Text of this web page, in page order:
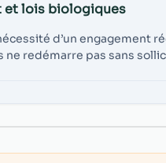
et lois biologiques
d’un engagement
ne redémarre pas sans